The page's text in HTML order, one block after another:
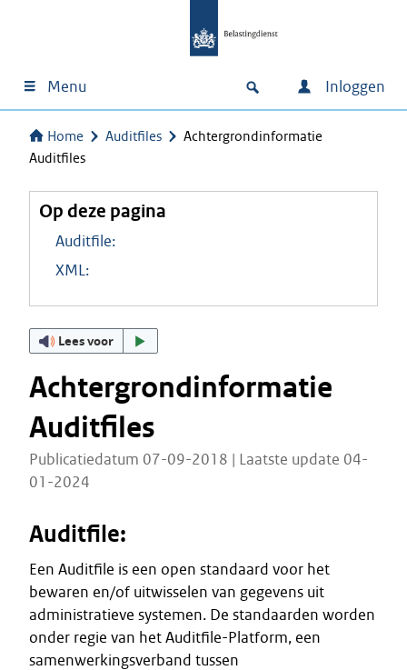
Menu Inloggen
Home Auditfiles
Achtergrondinformatie
Auditfiles
Op deze pagina
Auditfile:
XML:
Lees voor
Achtergrondinformatie
Auditfiles
Publicatiedatum 07-09-2018 | Laatste update 04-
01-2024
Auditfile:
Een Auditfile is een open standaard voor het
bewaren en/of uitwisselen van gegevens uit
administratieve systemen. De standaarden worden
onder regie van het Auditfile-Platform, een
samenwerkingsverband tussen